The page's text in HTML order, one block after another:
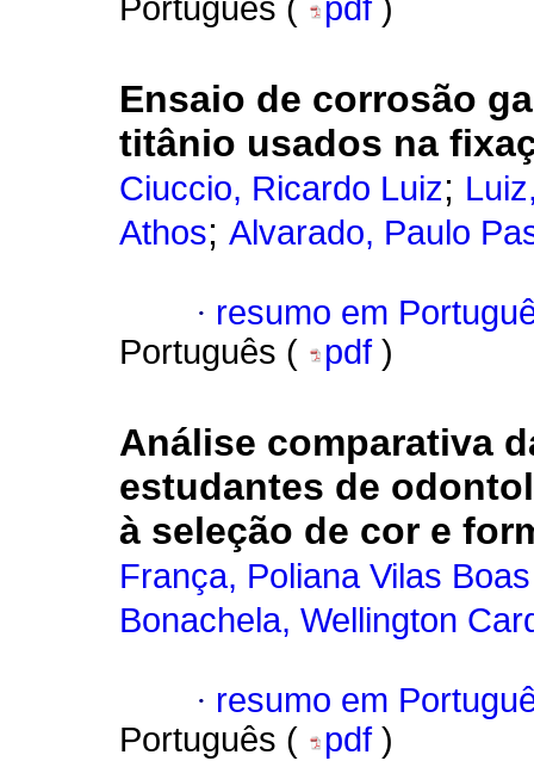
Português (
pdf )
Ensaio de corrosão
titânio usados na
Ciuccio, Ricardo Luiz;
Athos; Alvarado, Paulo
· resumo em
Português (
pdf )
Análise comparativa
estudantes de
à seleção de cor e
França, Poliana Vilas
Bonachela, Wellington
· resumo em
Português (
pdf )